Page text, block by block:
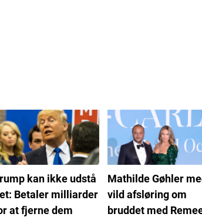
kan ikke udstå
Betaler milliarder
at fjerne dem
Mathilde Gøhler
vild afsløring om
bruddet med